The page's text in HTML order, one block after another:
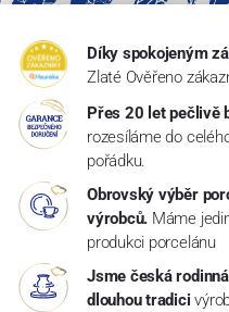
Díky spokojeným
Zlaté Ověřeno
Přes 20 let pečlivě
rozesíláme do
pořádku.
Obrovský výběr
výrobců. Máme
produkci porcelánu
Jsme česká
dlouhou tradici